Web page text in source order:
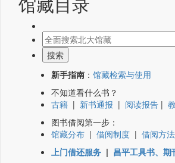
新手指南 ： 馆藏检索与使用
不知道看什么书？
古籍 | 新书通报 | 阅读报告 |
图书借阅第一步：
馆藏分布 | 借阅制度 | 借阅方法
上门借还服务 | 昌平工具书、期